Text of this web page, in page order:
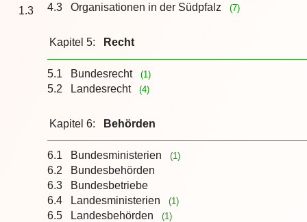
1.3 4.3 Organisationen in der Südpfalz (7)
Kapitel 5: Recht
5.1 Bundesrecht(1)
5.2 Landesrecht(4)
Kapitel 6: Behörden
6.1 Bundesministerien (1)
6.2
Bundesbehörden
6.3
Bundesbetriebe
6.4
Landesministerien (1)
6.5 Landesbehörden (1)